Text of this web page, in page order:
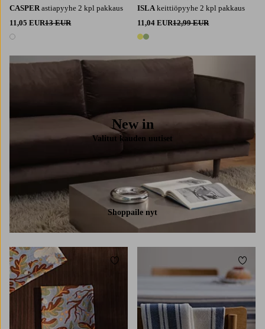
CASPER astiapyyhe 2 kpl pakkaus
11,05 EUR13 EUR
1 väri
ISLA keittiöpyyhe 2 kpl pakkaus
11,04 EUR12,99 EUR
2 värejä
New in
Valitut kauden uutiset
Shoppaile nyt
Lisää suosikkeihin Lisää